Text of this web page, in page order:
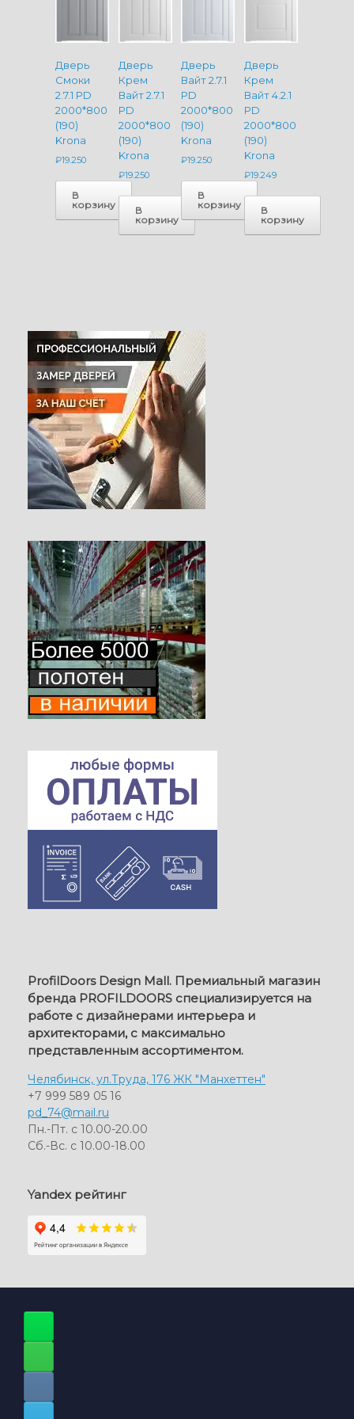
Дверь
Смоки
2.7.1 PD
2000*800
(190)
Krona
₽19.250
В
корзину
Дверь
Крем
Вайт 2.7.1
PD
2000*800
(190)
Krona
₽19.250
В
корзину
Дверь
Вайт 2.7.1
PD
2000*800
(190)
Krona
₽19.250
В
корзину
Дверь
Крем
Вайт 4.2.1
PD
2000*800
(190)
Krona
₽19.249
В
корзину
ProfilDoors Design Mall. Премиальный магазин
бренда PROFILDOORS специализируется на
работе с дизайнерами интерьера и
архитекторами, с максимально
представленным ассортиментом.
Челябинск, ул.Труда, 176 ЖК "Манхеттен"
+7 999 589 05 16
pd_74@mail.ru
Пн.-Пт. с 10.00-20.00
Сб.-Вс. с 10.00-18.00
Yandex рейтинг